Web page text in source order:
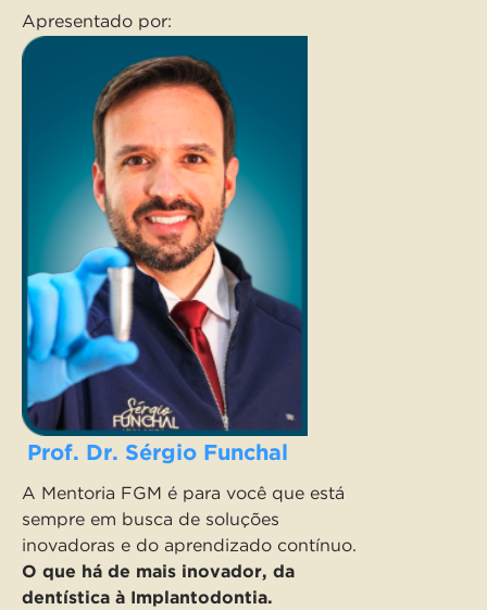
Apresentado por:
Prof. Dr. Sérgio Funchal
A Mentoria FGM é para você que está
sempre em busca de soluções
inovadoras e do aprendizado contínuo.
O que há de mais inovador, da
dentística à Implantodontia.